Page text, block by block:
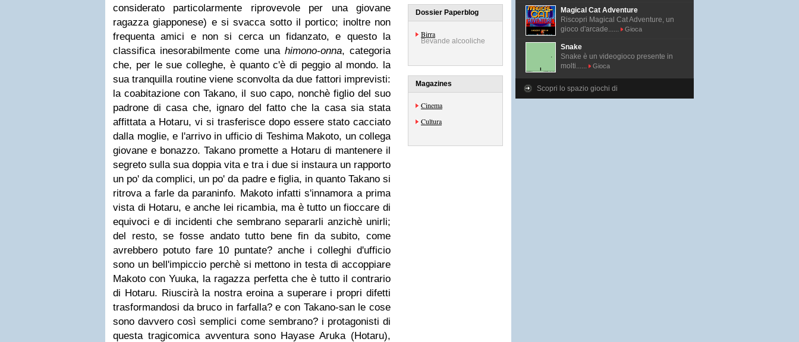
considerato particolarmente riprovevole per una giovane
ragazza giapponese) e si svacca sotto il portico; inoltre non
frequenta amici e non si cerca un fidanzato, e questo la
classifica inesorabilmente come una himono-onna, categoria
che, per le sue colleghe, è quanto c'è di peggio al mondo. la
sua tranquilla routine viene sconvolta da due fattori imprevisti:
la coabitazione con Takano, il suo capo, nonchè figlio del suo
padrone di casa che, ignaro del fatto che la casa sia stata
affittata a Hotaru, vi si trasferisce dopo essere stato cacciato
dalla moglie, e l'arrivo in ufficio di Teshima Makoto, un collega
giovane e bonazzo. Takano promette a Hotaru di mantenere il
segreto sulla sua doppia vita e tra i due si instaura un rapporto
un po' da complici, un po' da padre e figlia, in quanto Takano si
ritrova a farle da paraninfo. Makoto infatti s'innamora a prima
vista di Hotaru, e anche lei ricambia, ma è tutto un fioccare di
equivoci e di incidenti che sembrano separarli anzichè unirli;
del resto, se fosse andato tutto bene fin da subito, come
avrebbero potuto fare 10 puntate? anche i colleghi d'ufficio
sono un bell'impiccio perchè si mettono in testa di accoppiare
Makoto con Yuuka, la ragazza perfetta che è tutto il contrario
di Hotaru. Riuscirà la nostra eroina a superare i propri difetti
trasformandosi da bruco in farfalla? e con Takano-san le cose
sono davvero così semplici come sembrano? i protagonisti di
questa tragicomica avventura sono Hayase Aruka (Hotaru),
Dossier Paperblog
Birra
Bevande alcooliche
Magazines
Cinema
Cultura
Magical Cat Adventure
Riscopri Magical Cat Adventure, un
gioco d'arcade......
Gioca
Snake
Snake è un videogioco presente in
molti......
Gioca
Scopri lo spazio giochi di